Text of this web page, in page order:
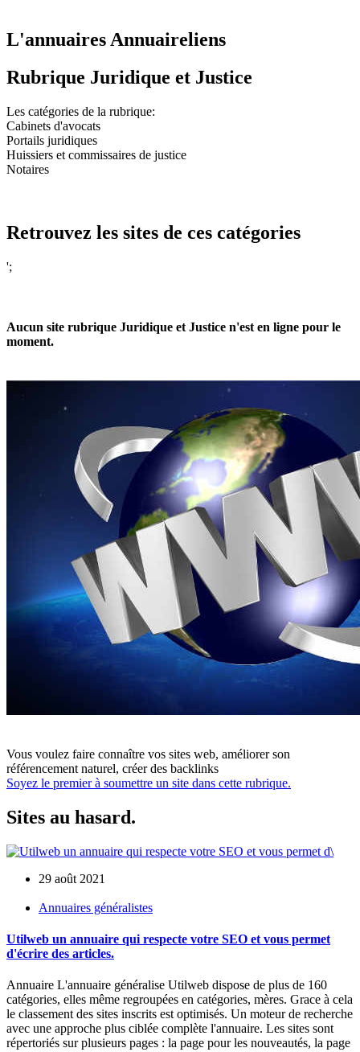
L'annuaires Annuaireliens
Rubrique Juridique et Justice
Les catégories de la rubrique:
Cabinets d'avocats
Portails juridiques
Huissiers et commissaires de justice
Notaires
Retrouvez les sites de ces catégories
';
Aucun site rubrique Juridique et Justice n'est en ligne pour le
moment.
Vous voulez faire connaître vos sites web, améliorer son
référencement naturel, créer des backlinks
Soyez le premier à soumettre un site dans cette rubrique.
Sites au hasard.
29 août 2021
Annuaires généralistes
Utilweb un annuaire qui respecte votre SEO et vous permet
d'écrire des articles.
Annuaire L'annuaire généralise Utilweb dispose de plus de 160
catégories, elles même regroupées en catégories, mères. Grace à cela
le classement des sites inscrits est optimisés. Un moteur de recherche
avec une approche plus ciblée complète l'annuaire. Les sites sont
répertoriés sur plusieurs pages : la page pour les nouveautés, la page